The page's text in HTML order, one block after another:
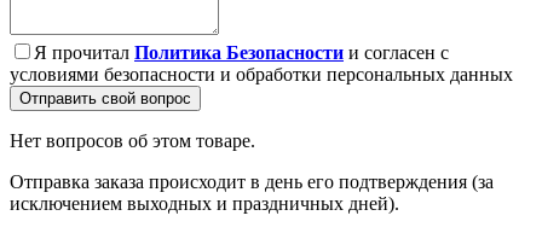
Я прочитал Политика Безопасности и согласен с
условиями безопасности и обработки персональных данных
Отправить свой вопрос
Нет вопросов об этом товаре.
Отправка заказа происходит в день его подтверждения (за
исключением выходных и праздничных дней).